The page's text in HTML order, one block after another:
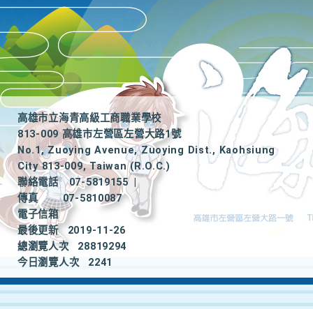
高雄市立海青高級工商職業學校
813-009 高雄市左營區左營大路1號
No.1, Zuoying Avenue, Zuoying Dist., Kaohsiung
City 813-009, Taiwan (R.O.C.)
聯絡電話
07-5819155
|
傳真
07-5810087
電子信箱
最後更新
2019-11-26
總瀏覽人次
28819294
今日瀏覽人次
2241